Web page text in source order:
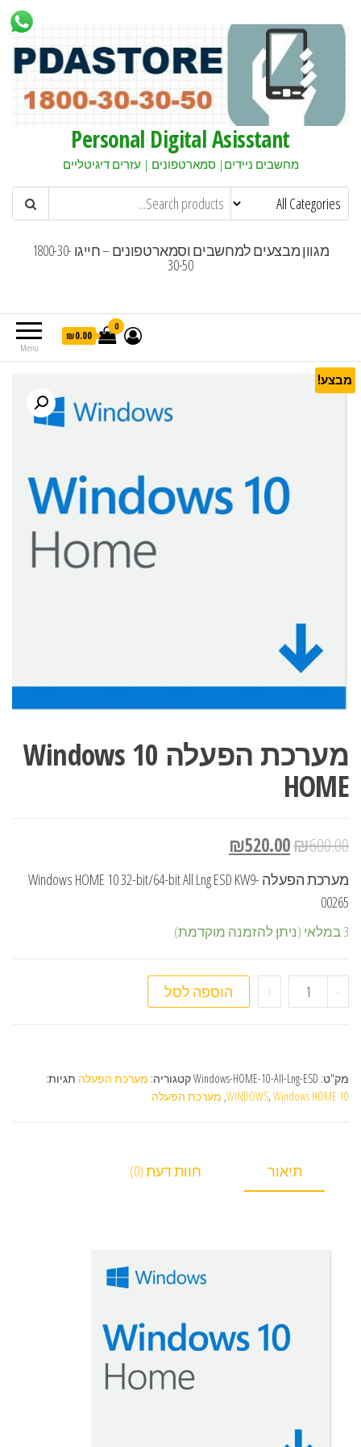
Personal Digital Asisstant
מחשבים ניידים| סמארטפונים | עזרים דיגיטליים
מגוון מבצעים למחשבים וסמארטפונים – חייגו 1800-30-
30-50
Menu
0
₪0.00
מבצע!
מערכת הפעלה Windows 10
HOME
₪600.00
₪520.00
מערכת הפעלה Windows HOME 10 32-bit/64-bit All Lng ESD KW9-
00265
3 במלאי (ניתן להזמנה מוקדמת)
- כמות של מערכת הפעלה Windows 10 HOME
+ הוספה לסל
מק"ט: Windows-HOME-10-All-Lng-ESDקטגוריה: מערכת הפעלה תגיות:
WINDOWS, Windows HOME 10
, מערכת הפעלה
תיאור חוות דעת (0)